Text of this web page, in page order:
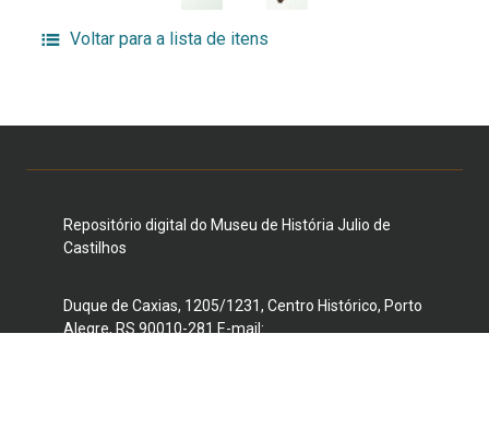
Voltar para a lista de itens
Repositório digital do Museu de História Julio de
Castilhos
Duque de Caxias, 1205/1231, Centro Histórico, Porto
Alegre, RS 90010-281 E-mail: